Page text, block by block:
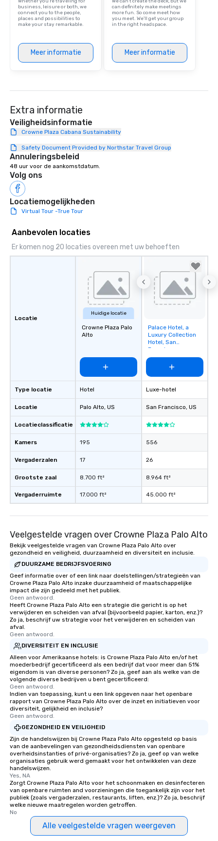
business, leisure or both, we
connect you to the people,
places and possibilities to
make your stay remarkable.
Meer informatie
can definitely make meetings
more fun. So come meet how
you meet. We'll get your group
in the right headspace.
Meer informatie
Extra informatie
Veiligheidsinformatie
Crowne Plaza Cabana Sustainability
Safety Document Provided by Northstar Travel Group
Annuleringsbeleid
48 uur voor de aankomstdatum.
Volg ons
Locatiemogelijkheden
Virtual Tour -True Tour
Aanbevolen locaties
Er komen nog 20 locaties overeen met uw behoeften
Locatie
Type locatie
Locatie
Locatieclassificatie
Kamers
Vergaderzalen
Grootste zaal
Vergaderruimte
Huidige locatie
Crowne Plaza Palo
Alto
Hotel
Palo Alto, US
195
17
8.700 ft²
17.000 ft²
Removed from
favorites
Palace Hotel, a
Luxury Collection
Hotel, San
Francisco
Luxe-hotel
San Francisco, US
556
26
8.964 ft²
45.000 ft²
Veelgestelde vragen over Crowne Plaza Palo Alto
Bekijk veelgestelde vragen van Crowne Plaza Palo Alto over
gezondheid en veiligheid, duurzaamheid en diversiteit en inclusie.
DUURZAME BEDRIJFSVOERING
Geef informatie over of een link naar doelstellingen/strategieën van
Crowne Plaza Palo Alto inzake duurzaamheid of maatschappelijke
impact die zijn gedeeld met het publiek.
Geen antwoord.
Heeft Crowne Plaza Palo Alto een strategie die gericht is op het
verwijderen en scheiden van afval (bijvoorbeeld papier, karton, enz.)?
Zo ja, beschrijf uw strategie voor het verwijderen en scheiden van
afval.
Geen antwoord.
DIVERSITEIT EN INCLUSIE
Alleen voor Amerikaanse hotels: is Crowne Plaza Palo Alto en/of het
moederbedrijf gecertificeerd als een bedrijf dat voor meer dan 51%
eigendom is van diverse personen? Zo ja, geef aan als welke van de
volgende diverse bedrijven u bent gecertificeerd:
Geen antwoord.
Indien van toepassing, kunt u een link opgeven naar het openbare
rapport van Crowne Plaza Palo Alto over de inzet en initiatieven voor
diversiteit, gelijkheid en inclusie?
Geen antwoord.
GEZONDHEID EN VEILIGHEID
Zijn de handelswijzen bij Crowne Plaza Palo Alto opgesteld op basis
van de aanbevelingen van gezondheidsdiensten van openbare
overheidsinstanties of privé-organisaties? Zo ja, geef op van welke
organisaties gebruik werd gemaakt voor het ontwikkelen van deze
handelswijzen.
Yes, NA
Zorgt Crowne Plaza Palo Alto voor het schoonmaken en desinfecteren
van openbare ruimten and voorzieningen die toegankelijk zijn voor het
publiek (zoals vergaderzalen, restaurants, liften, enz.)? Zo ja, beschrijf
welke nieuwe maatregelen worden getroffen.
No
Alle veelgestelde vragen weergeven